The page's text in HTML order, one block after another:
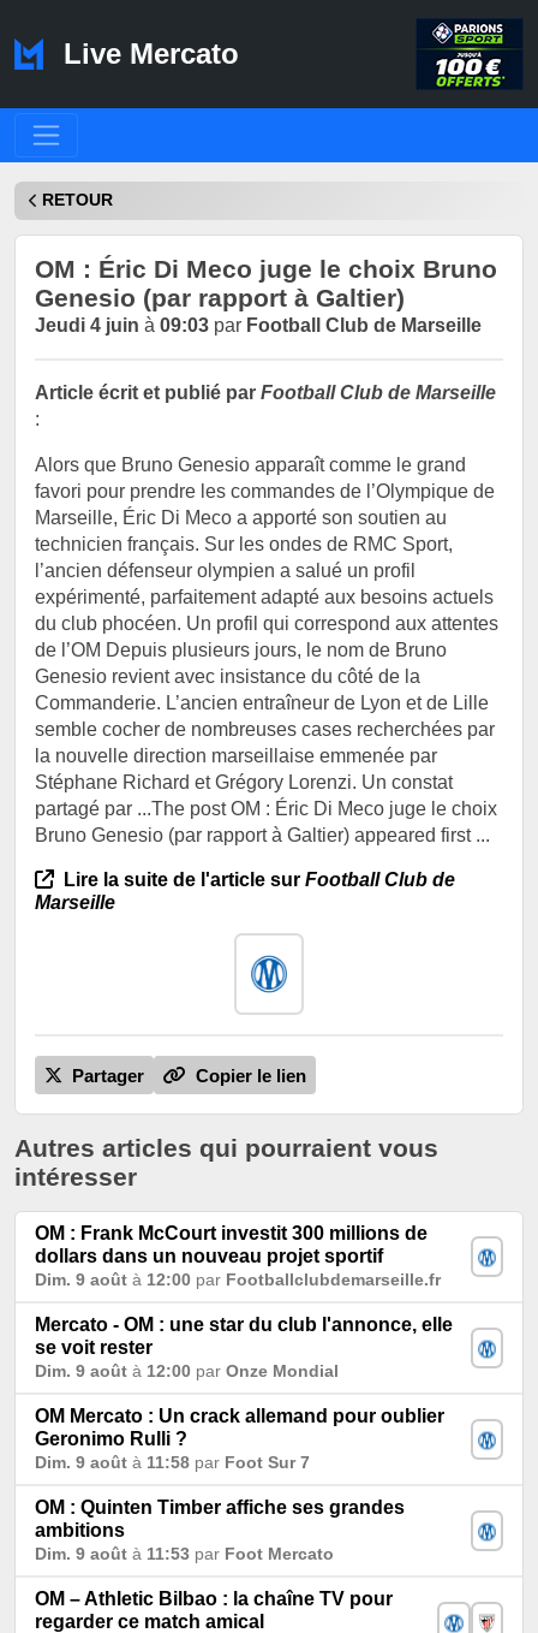
Live Mercato
RETOUR
OM : Éric Di Meco juge le choix Bruno
Genesio (par rapport à Galtier)
Jeudi 4 juin à 09:03 par Football Club de Marseille
Article écrit et publié par Football Club de Marseille
:
Alors que Bruno Genesio apparaît comme le grand
favori pour prendre les commandes de l’Olympique de
Marseille, Éric Di Meco a apporté son soutien au
technicien français. Sur les ondes de RMC Sport,
l’ancien défenseur olympien a salué un profil
expérimenté, parfaitement adapté aux besoins actuels
du club phocéen. Un profil qui correspond aux attentes
de l’OM Depuis plusieurs jours, le nom de Bruno
Genesio revient avec insistance du côté de la
Commanderie. L’ancien entraîneur de Lyon et de Lille
semble cocher de nombreuses cases recherchées par
la nouvelle direction marseillaise emmenée par
Stéphane Richard et Grégory Lorenzi. Un constat
partagé par ...The post OM : Éric Di Meco juge le choix
Bruno Genesio (par rapport à Galtier) appeared first ...
Lire la suite de l'article sur Football Club de
Marseille
Partager Copier le lien
Autres articles qui pourraient vous
intéresser
OM : Frank McCourt investit 300 millions de
dollars dans un nouveau projet sportif
Dim. 9 août à 12:00 par Footballclubdemarseille.fr
Mercato - OM : une star du club l'annonce, elle
se voit rester
Dim. 9 août à 12:00 par Onze Mondial
OM Mercato : Un crack allemand pour oublier
Geronimo Rulli ?
Dim. 9 août à 11:58 par Foot Sur 7
OM : Quinten Timber affiche ses grandes
ambitions
Dim. 9 août à 11:53 par Foot Mercato
OM – Athletic Bilbao : la chaîne TV pour
regarder ce match amical